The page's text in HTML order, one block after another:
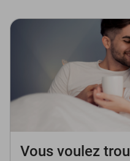
Vous voulez